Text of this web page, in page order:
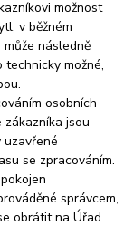
možnost
v běžném
následně
možné,
osobních
jsou
uzavřené
se zpracováním.
správcem,
obrátit na Úřad